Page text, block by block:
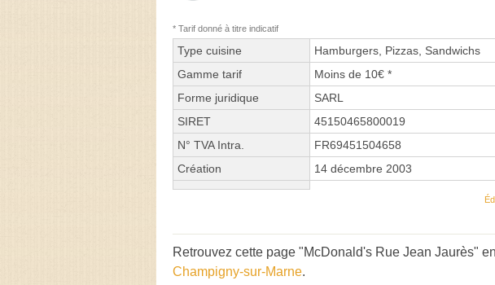
* Tarif donné à titre indicatif
Type cuisine
Hamburgers, Pizzas, Sandwichs
Gamme tarif
Moins de 10€ *
Forme juridique
SARL
SIRET
45150465800019
N° TVA Intra.
FR69451504658
Création
14 décembre 2003
Retrouvez cette page "McDonald's Rue Jean Jaurès"
Champigny-sur-Marne.